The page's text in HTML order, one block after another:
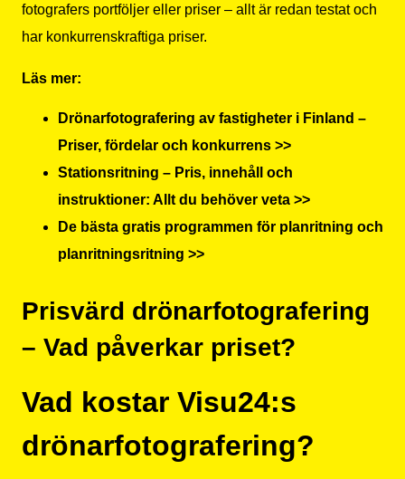
fotografers portföljer eller priser – allt är redan testat och
har konkurrenskraftiga priser.
Läs mer:
Drönarfotografering av fastigheter i Finland –
Priser, fördelar och konkurrens >>
Stationsritning – Pris, innehåll och
instruktioner: Allt du behöver veta >>
De bästa gratis programmen för planritning och
planritningsritning >>
Prisvärd drönarfotografering
– Vad påverkar priset?
Vad kostar Visu24:s
drönarfotografering?